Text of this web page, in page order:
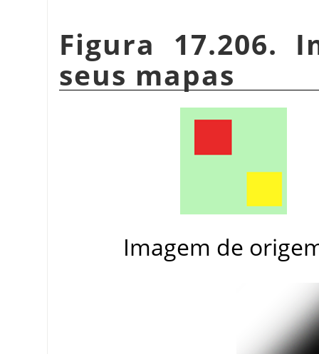
Figura 17.206.
seus mapas
Imagem de